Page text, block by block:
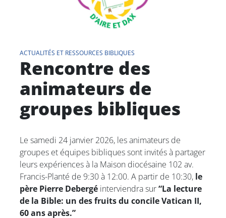
ACTUALITÉS ET RESSOURCES BIBLIQUES
Rencontre des
animateurs de
groupes bibliques
Le samedi 24 janvier 2026, les animateurs de
groupes et équipes bibliques sont invités à partager
leurs expériences à la Maison diocésaine 102 av.
Francis-Planté de 9:30 à 12:00. A partir de 10:30, le
père Pierre Debergé interviendra sur“La lecture
de la Bible: un des fruits du concile Vatican II,
60 ans après.”